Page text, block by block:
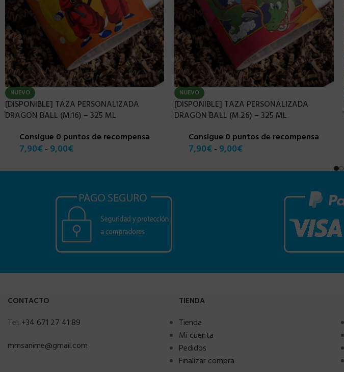
NUEVO
[DISPONIBLE] TAZA PERSONALIZADA
DRAGON BALL (M.16) – 325 ML
Consigue 0 puntos de recompensa
7,90€- 9,00€
NUEVO
[DISPONIBLE] TAZA PERSONALIZADA
DRAGON BALL (M.26) – 325 ML
Consigue 0 puntos de recompensa
7,90€- 9,00€
CONTACTO
Tel: +34 671 27 41 89
mmsanime@gmail.com
TIENDA
Tienda
Mi cuenta
Pedidos
Finalizar compra